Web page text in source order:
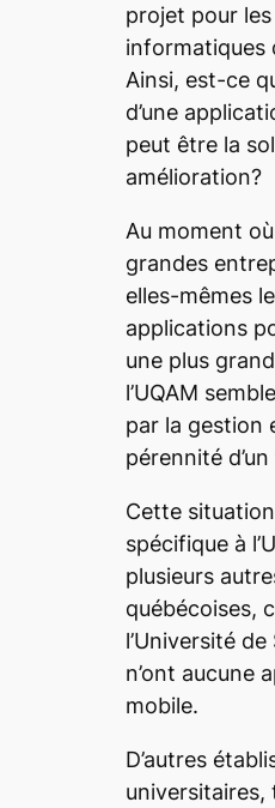
projet pour
informatiques
Ainsi, est-ce
d’une
peut être la
amélioration?
Au moment
grandes
elles-mêmes
applications
une plus
l’UQAM
par la gestion
pérennité
Cette situation
spécifique à
plusieurs
québécoises,
l’Université
n’ont aucune
mobile.
D’autres
universitaires,